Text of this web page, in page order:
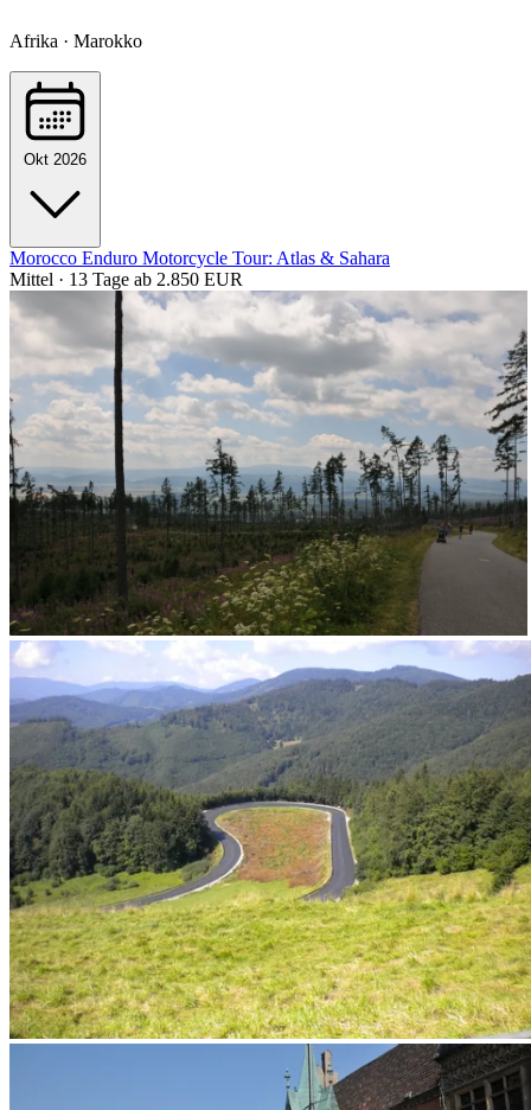
Afrika · Marokko
Okt 2026
Morocco Enduro Motorcycle Tour: Atlas & Sahara
Mittel · 13 Tage ab 2.850 EUR